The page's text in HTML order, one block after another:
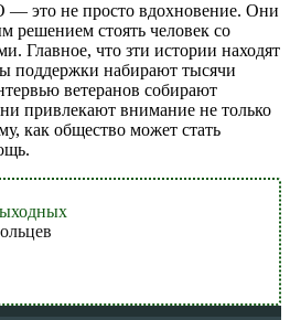
— это не просто вдохновение. Они
решением стоять человек со
Главное, что зти истории находят
поддержки набирают тысячи
ветеранов собирают
привлекают внимание не только
как общество может стать